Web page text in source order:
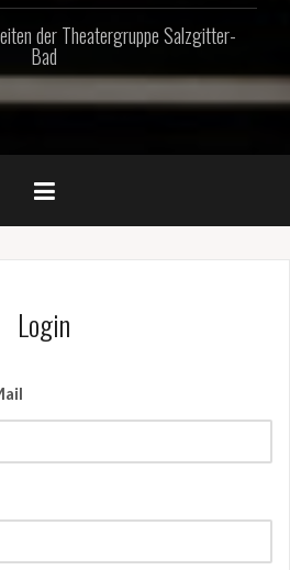
der Theatergruppe Salzgitter-
Bad
Login